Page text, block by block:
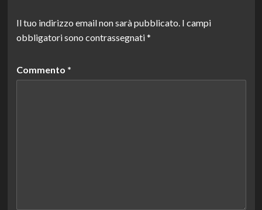
Il tuo indirizzo email non sarà pubblicato. I campi
obbligatori sono contrassegnati*
Commento *